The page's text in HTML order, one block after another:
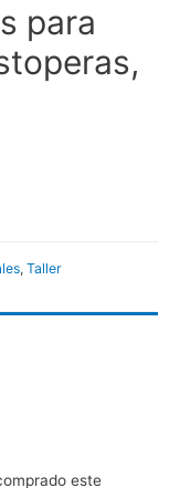
para
, Taller
este